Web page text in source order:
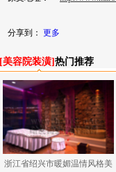
分享到： 更多
[美容院装潢] 热门推荐
浙江省绍兴市暖媚温情风格美